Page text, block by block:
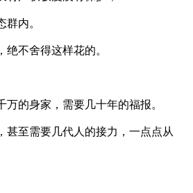
内。
不舍得这样花的。
的身家，需要几十年的福报。
甚至需要几代人的接力，一点点从